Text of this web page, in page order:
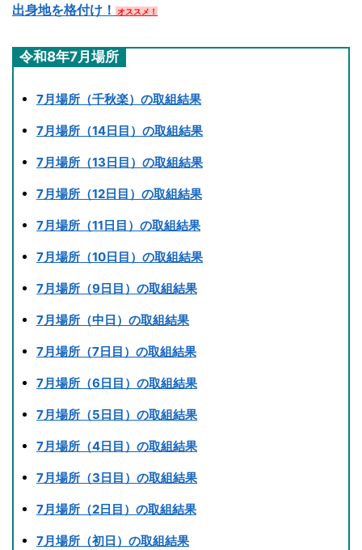
出身地を格付け！
オススメ！
令和8年7月場所
7月場所（千秋楽）の取組結果
7月場所（14日目）の取組結果
7月場所（13日目）の取組結果
7月場所（12日目）の取組結果
7月場所（11日目）の取組結果
7月場所（10日目）の取組結果
7月場所（9日目）の取組結果
7月場所（中日）の取組結果
7月場所（7日目）の取組結果
7月場所（6日目）の取組結果
7月場所（5日目）の取組結果
7月場所（4日目）の取組結果
7月場所（3日目）の取組結果
7月場所（2日目）の取組結果
7月場所（初日）の取組結果